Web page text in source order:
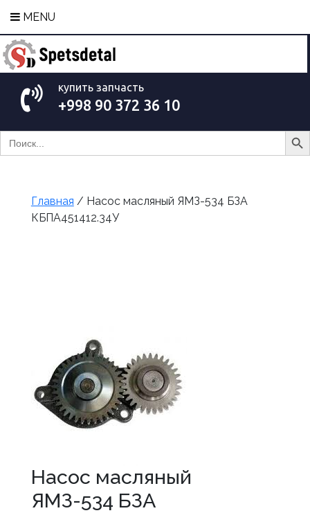
MENU
купить запчасть
+998 90 372 36 10
Search
for:
Search
Главная / Насос масляный ЯМЗ-534 БЗА
КБПА451412.34У
Насос масляный
ЯМЗ-534 БЗА